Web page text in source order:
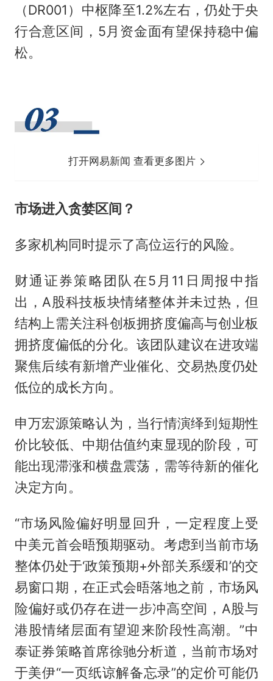
（DR001）中枢降至1.2%左右，仍处于央
行合意区间，5月资金面有望保持稳中偏
松。
打开网易新闻 查看更多图片
市场进入贪婪区间？
多家机构同时提示了高位运行的风险。
财通证券策略团队在5月11日周报中指
出，A股科技板块情绪整体并未过热，但
结构上需关注科创板拥挤度偏高与创业板
拥挤度偏低的分化。该团队建议在进攻端
聚焦后续有新增产业催化、交易热度仍处
低位的成长方向。
申万宏源策略认为，当行情演绎到短期性
价比较低、中期估值约束显现的阶段，可
能出现滞涨和横盘震荡，需等待新的催化
决定方向。
“市场风险偏好明显回升，一定程度上受
中美元首会晤预期驱动。考虑到当前市场
整体仍处于‘政策预期+外部关系缓和’的交
易窗口期，在正式会晤落地之前，市场风
险偏好或仍存在进一步冲高空间，A股与
港股情绪层面有望迎来阶段性高潮。”中
泰证券策略首席徐驰分析道，当前市场对
于美伊“一页纸谅解备忘录”的定价可能仍